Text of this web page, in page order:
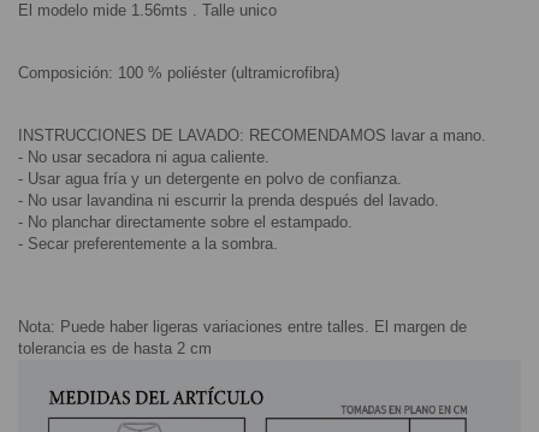
El modelo mide 1.56mts . Talle unico
Composición: 100 % poliéster (ultramicrofibra)
INSTRUCCIONES DE LAVADO: RECOMENDAMOS lavar a mano.
- No usar secadora ni agua caliente.
- Usar agua fría y un detergente en polvo de confianza.
- No usar lavandina ni escurrir la prenda después del lavado.
- No planchar directamente sobre el estampado.
- Secar preferentemente a la sombra.
Nota: Puede haber ligeras variaciones entre talles. El margen de
tolerancia es de hasta 2 cm